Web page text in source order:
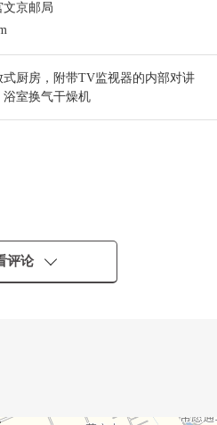
文京邮局
式厨房，附带TV监视器的内部对讲
浴室换气干燥机
式衣帽间
评论